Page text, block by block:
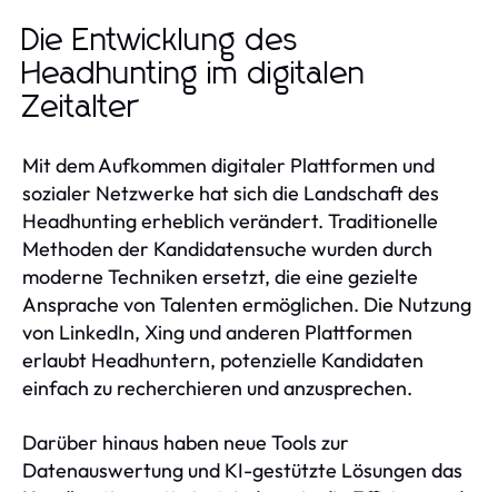
Die Entwicklung des
Headhunting im digitalen
Zeitalter
Mit dem Aufkommen digitaler Plattformen und
sozialer Netzwerke hat sich die Landschaft des
Headhunting erheblich verändert. Traditionelle
Methoden der Kandidatensuche wurden durch
moderne Techniken ersetzt, die eine gezielte
Ansprache von Talenten ermöglichen. Die Nutzung
von LinkedIn, Xing und anderen Plattformen
erlaubt Headhuntern, potenzielle Kandidaten
einfach zu recherchieren und anzusprechen.
Darüber hinaus haben neue Tools zur
Datenauswertung und KI-gestützte Lösungen das